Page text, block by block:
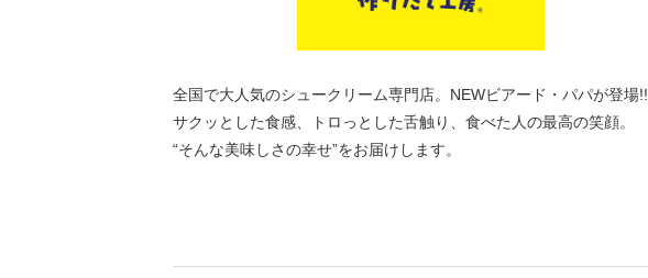
全国で大人気のシュークリーム専門店。NEWビアード・パパが登場!!
サクッとした食感、トロっとした舌触り、食べた人の最高の笑顔。
“そんな美味しさの幸せ”をお届けします。